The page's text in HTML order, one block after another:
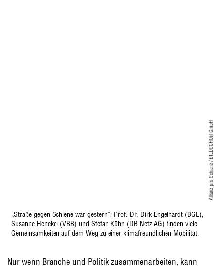
Allianz pro Schiene / BILDSCHÖN GmbH
„Straße gegen Schiene war gestern“: Prof. Dr. Dirk Engelhardt (BGL),
Susanne Henckel (VBB) und Stefan Kühn (DB Netz AG) finden viele
Gemeinsamkeiten auf dem Weg zu einer klimafreundlichen Mobilität.
Nur wenn Branche und Politik zusammenarbeiten, kann